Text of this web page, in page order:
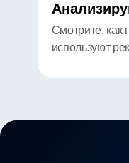
Смотрите, как
используют
1